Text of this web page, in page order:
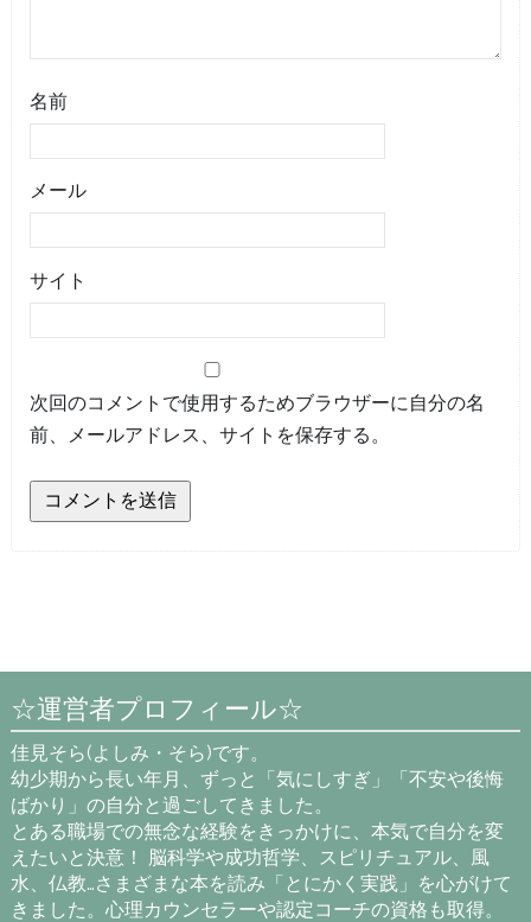
名前
メール
サイト
次回のコメントで使用するためブラウザーに自分の名
前、メールアドレス、サイトを保存する。
☆運営者プロフィール☆
佳見そら(よしみ・そら)です。
幼少期から長い年月、ずっと「気にしすぎ」「不安や後悔
ばかり」の自分と過ごしてきました。
とある職場での無念な経験をきっかけに、本気で自分を変
えたいと決意！ 脳科学や成功哲学、スピリチュアル、風
水、仏教…さまざまな本を読み「とにかく実践」を心がけて
きました。心理カウンセラーや認定コーチの資格も取得。